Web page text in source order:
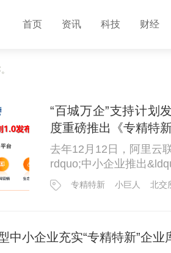
首页 资讯 科技 财经
“百城万企”支持计划
度重磅推出《专精特
去年12月12日，阿里云
rdquo;中小企业推出
uo;（以下简称&ldquo;
在为100个城市的
专精特新 小巨人 北交
中小企业充实“专精特新”企业